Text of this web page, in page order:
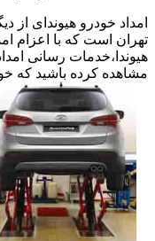
امداد خودرو هیوندای
تهران است که با اعزام
هیوندا،خدمات رسانی
مشاهده کرده باشید که